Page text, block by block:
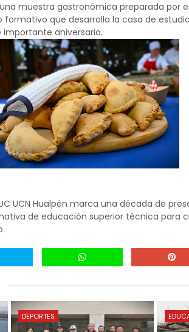
muestra gastronómica preparada por
que desarrolla la casa de
aniversario.
UCN Hualpén marca una década de
de educación superior técnica para
DEPORTES